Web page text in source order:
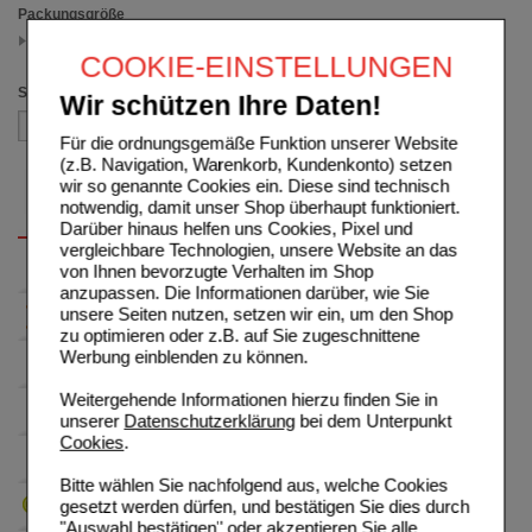
COOKIE-EINSTELLUNGEN
Wir schützen Ihre Daten!
Für die ordnungsgemäße Funktion unserer Website
(z.B. Navigation, Warenkorb, Kundenkonto) setzen
wir so genannte Cookies ein. Diese sind technisch
notwendig, damit unser Shop überhaupt funktioniert.
Darüber hinaus helfen uns Cookies, Pixel und
vergleichbare Technologien, unsere Website an das
von Ihnen bevorzugte Verhalten im Shop
anzupassen. Die Informationen darüber, wie Sie
unsere Seiten nutzen, setzen wir ein, um den Shop
zu optimieren oder z.B. auf Sie zugeschnittene
Werbung einblenden zu können.
Weitergehende Informationen hierzu finden Sie in
unserer Datenschutzerklärungbei dem Unterpunkt
Cookies.
Bitte wählen Sie nachfolgend aus, welche Cookies
gesetzt werden dürfen, und bestätigen Sie dies durch
"Auswahl bestätigen" oder akzeptieren Sie alle
Packungsgröße
(auswahl entfernen)
Sortieren nach